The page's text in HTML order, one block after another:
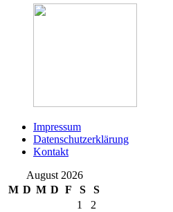
Impressum
Datenschutzerklärung
Kontakt
August 2026
M D M D F S
S
1
2